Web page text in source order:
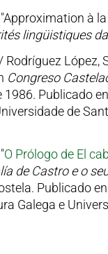
à
lingüistiques
López,
Congreso
Publicado
de
O Prólogo de El
de Castro e o
Publicado
Galega e